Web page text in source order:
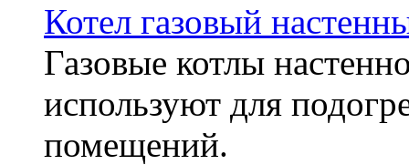
Котел газовый
Газовые котлы
используют для
помещений.